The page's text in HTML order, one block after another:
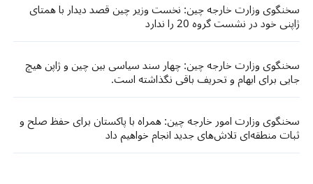
سخنگوی وزارت خارجه چین: نخست وزیر چین قصد دیدار با همتای
ژاپنی خود در نشست گروه 20 را ندارد
سخنگوی وزارت خارجه چین: چهار سند سیاسی بین چین و ژاپن هیچ
جایی برای ابهام و تحریف باقی نگذاشته است.
سخنگوی وزارت امور خارجه چین: همراه با پاکستان برای حفظ صلح و
ثبات منطقه‌ای تلاش‌های جدید انجام خواهیم داد